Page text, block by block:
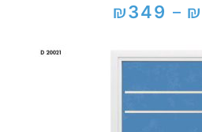
₪
–
₪349טווח
עד